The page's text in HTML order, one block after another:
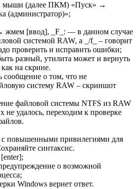
мыши (далее ПКМ) «Пуск» →
(администратор)»;
жмем [ввод], _F_: — в данном случае
системой RAW, а _/f_ – говорит
проверить и исправить ошибки;
разный, утилита может и вернуть
на скрине.
о том, что не
систему RAW – скриншот
файловой системы NTFS из RAW
не удалось, переходим к проверке
с повышенными привилегиями для
синтаксис.
о возможной
Windows вернет ответ.